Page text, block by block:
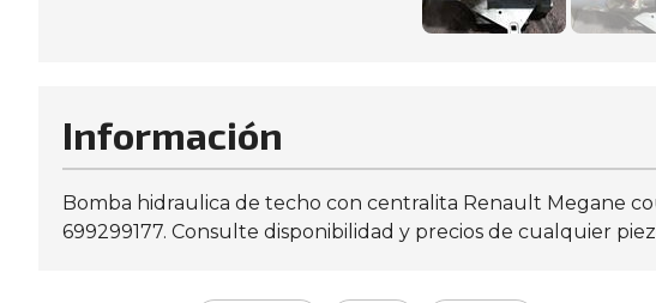
Información
Bomba hidraulica de techo con centralita Renault Megane
699299177. Consulte disponibilidad y precios de cualquier